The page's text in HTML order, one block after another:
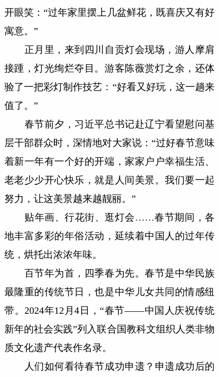
开眼笑：“过年家里摆上几盆鲜花，既喜庆又有好
寓意。”
正月里，来到四川自贡灯会现场，游人摩肩
接踵，灯光绚烂夺目。游客陈薇赏灯之余，还体
验了一把彩灯制作技艺：“好看又好玩，这一趟来
值了。”
春节前夕，习近平总书记赴辽宁看望慰问基
层干部群众时，深情地对大家说：“过好春节意味
着新一年有一个好的开端，家家户户幸福生活、
老老少少开心快乐，就是人间美景。我们要一起
努力，让这美景越来越靓丽。”
贴年画、行花街、逛灯会……春节期间，各
地丰富多彩的年俗活动，延续着中国人的过年传
统，烘托出浓浓年味。
百节年为首，四季春为先。春节是中华民族
最隆重的传统节日，也是中华儿女共同的情感纽
带。2024年12月4日，“春节——中国人庆祝传统
新年的社会实践”列入联合国教科文组织人类非物
质文化遗产代表作名录。
人们如何看待春节成功申遗？申遗成功后的